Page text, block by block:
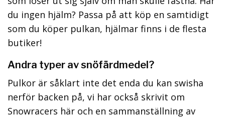
du ingen hjälm? Passa på att köp en samtidigt
som du köper pulkan, hjälmar finns i de flesta
butiker!
Andra typer av snöfärdmedel?
Pulkor är såklart inte det enda du kan swisha
nerför backen på, vi har också skrivit om
Snowracers här och en sammanställning av